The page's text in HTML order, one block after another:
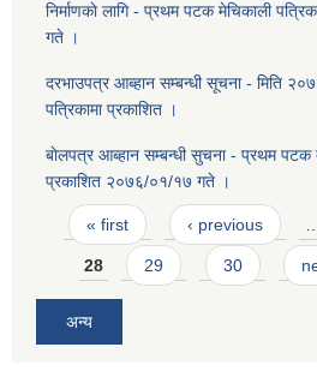
निर्माणकाे लागि - प्रथम पटक मेचिकाली
गते ।
दरभाउपत्र आब्हान सम्बन्धी सूचना - मिति
पत्रिकामा प्रकाशित ।
बाेलपत्र आब्हान सम्बन्धी सुचना - प्रथम पटक
प्रकाशित २०७६/०१/१७ गते ।
Pages
« first ‹ previous
28 29 30
अन्य